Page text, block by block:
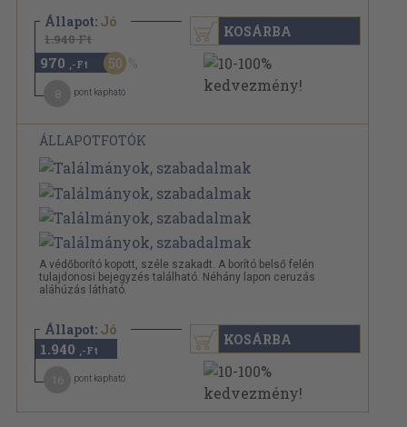
Állapot: Jó
1.940 Ft
970 ,-Ft 50
pont kapható
KOSÁRBA
ÁLLAPOTFOTÓK
A védőborító kopott, széle szakadt. A borító belső felén
tulajdonosi bejegyzés található. Néhány lapon ceruzás
aláhúzás látható.
Állapot: Jó
1.940 ,-Ft
pont kapható
KOSÁRBA